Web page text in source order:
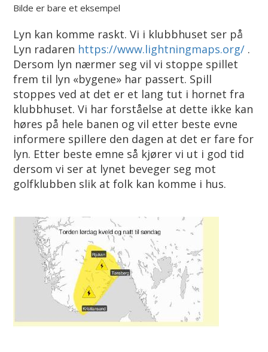
Bilde er bare et eksempel
Lyn kan komme raskt. Vi i klubbhuset ser på
Lyn radaren https://www.lightningmaps.org/ .
Dersom lyn nærmer seg vil vi stoppe spillet
frem til lyn «bygene» har passert. Spill
stoppes ved at det er et lang tut i hornet fra
klubbhuset. Vi har forståelse at dette ikke kan
høres på hele banen og vil etter beste evne
informere spillere den dagen at det er fare for
lyn. Etter beste emne så kjører vi ut i god tid
dersom vi ser at lynet beveger seg mot
golfklubben slik at folk kan komme i hus.